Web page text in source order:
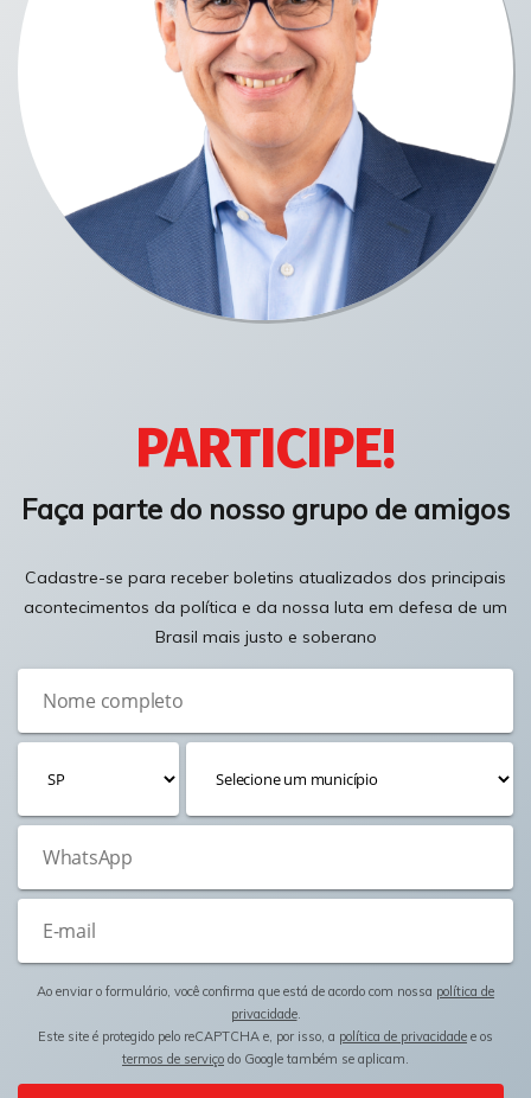
PARTICIPE!
Faça parte do nosso grupo de amigos
Cadastre-se para receber boletins atualizados dos principais
acontecimentos da política e da nossa luta em defesa de um
Brasil mais justo e soberano
Ao enviar o formulário, você confirma que está de acordo com nossa política de
privacidade.
Este site é protegido pelo reCAPTCHA e, por isso, a política de privacidade e os
termos de serviço do Google também se aplicam.